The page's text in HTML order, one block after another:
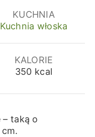
KUCHNIA
Kuchnia włoska
KALORIE
350 kcal
– taką o